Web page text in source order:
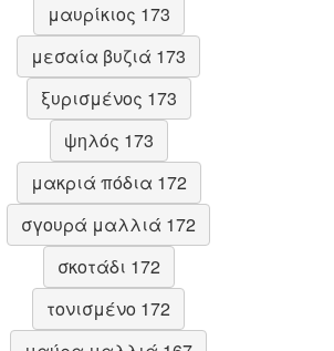
μαυρίκιος 173
μεσαία βυζιά 173
ξυρισμένος 173
ψηλός 173
μακριά πόδια 172
σγουρά μαλλιά 172
σκοτάδι 172
τονισμένο 172